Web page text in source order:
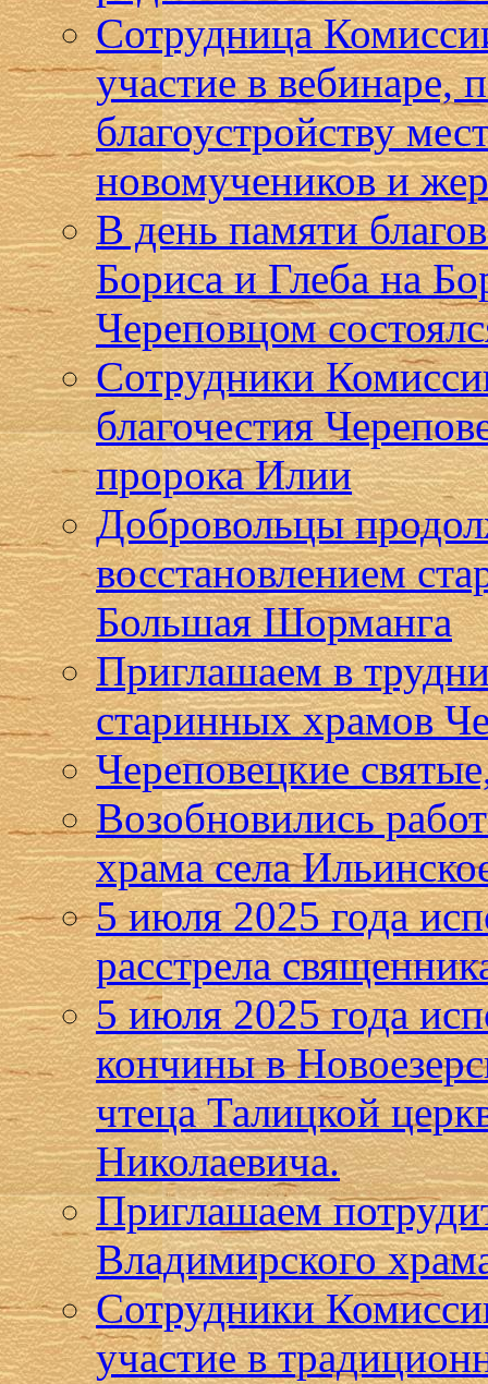
Сотрудница
участие в
благоустройству
новомучеников и
В день памяти
Бориса и Глеба на
Череповцом
Сотрудники
благочестия
пророка Илии
Добровольцы
восстановлением
Большая Шорманга
Приглашаем в
старинных храмов
Череповецкие
Возобновились
храма села
5 июля 2025 года
расстрела
5 июля 2025 года
кончины в
чтеца Талицкой
Николаевича.
Приглашаем
Владимирского
Сотрудники
участие в